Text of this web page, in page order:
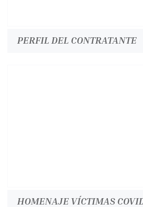
PERFIL DEL CONTRATANTE
HOMENAJE VÍCTIMAS